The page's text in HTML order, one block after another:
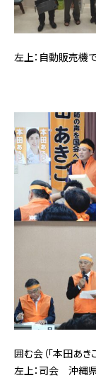
左上：自動販売機
囲む会（「本田あき
左上：司会 沖縄